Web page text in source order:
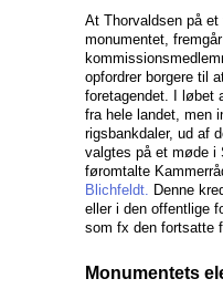
At Thorvaldsen på
monumentet,
opfordrer borgere til
foretagendet. I løbet
fra hele landet, men
rigsbankdaler, ud af
valgtes på et møde i
føromtalte
Blichfeldt. Denne
eller i den offentlige
som fx den fortsatte
Monumentets